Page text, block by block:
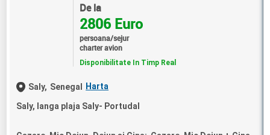
De la
2806 Euro
persoana/sejur
charter avion
Disponibilitate In Timp Real
Saly, Senegal Harta
Saly, langa plaja Saly- Portudal